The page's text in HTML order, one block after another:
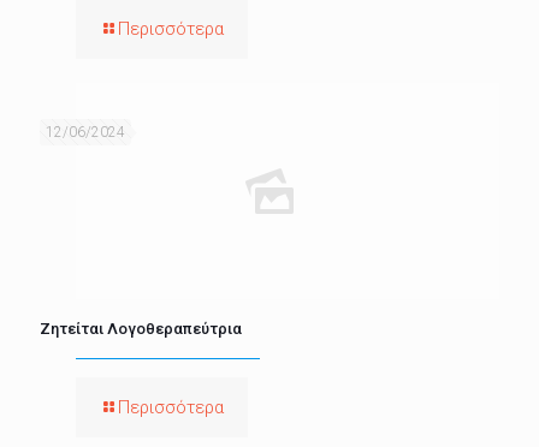
Περισσότερα
12/06/2024
Ζητείται Λογοθεραπεύτρια
Περισσότερα